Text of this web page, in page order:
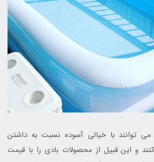
می توانند با خیالی آسوده نسبت به داشتن
و این قبیل از محصولات بادی را با قیمت